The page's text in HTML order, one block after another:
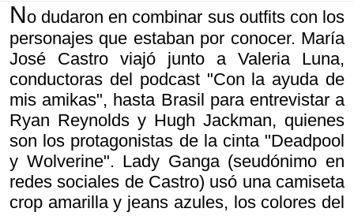
No dudaron en combinar sus outfits con los
personajes que estaban por conocer. María
José Castro viajó junto a Valeria Luna,
conductoras del podcast "Con la ayuda de
mis amikas", hasta Brasil para entrevistar a
Ryan Reynolds y Hugh Jackman, quienes
son los protagonistas de la cinta "Deadpool
y Wolverine". Lady Ganga (seudónimo en
redes sociales de Castro) usó una camiseta
crop amarilla y jeans azules, los colores del